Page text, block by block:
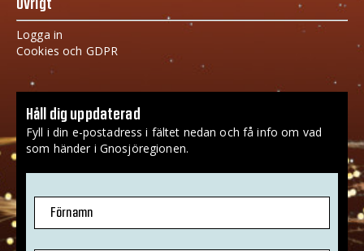
Övrigt
Logga in
Cookies och GDPR
Håll dig uppdaterad
Fyll i din e-postadress i fältet nedan och få info om vad
som händer i Gnosjöregionen.
Förnamn